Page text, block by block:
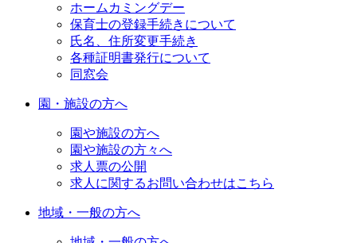
ホームカミングデー
保育士の登録手続きについて
氏名、住所変更手続き
各種証明書発行について
同窓会
園・施設の方へ
園や施設の方へ
園や施設の方々へ
求人票の公開
求人に関するお問い合わせはこちら
地域・一般の方へ